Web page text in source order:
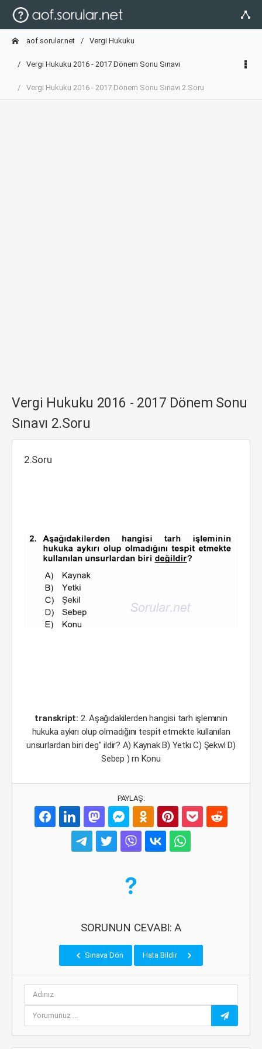
aof.sorular.net Vergi Hukuku
Vergi Hukuku 2016 - 2017 Dönem Sonu Sınavı
Vergi Hukuku 2016 - 2017 Dönem Sonu Sınavı 2.Soru
Vergi Hukuku 2016 - 2017 Dönem Sonu
Sınavı 2.Soru
2.Soru
transkript: 2. Aşağıdakilerden hangisi tarh işlemınin
hukuka aykırı olup olmadığını tespit etmekte kullanılan
unsurlardan biri deg" ildir? A) Kaynak B) Yetkı C) Şekwl D)
Sebep ) rn Konu
PAYLAŞ:
SORUNUN CEVABI: A
Sınava Dön Hata Bildir